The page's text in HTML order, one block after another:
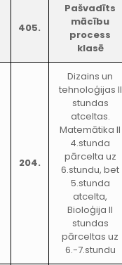
405.
Pašvadīts
mācību
process
klasē
204.
Dizains un
tehnoloģijas II
stundas
atceltas.
Matemātika II
4.stunda
pārcelta uz
6.stundu, bet
5.stunda
atcelta,
Bioloģija II
stundas
pārceltas uz
6.-7.stundu